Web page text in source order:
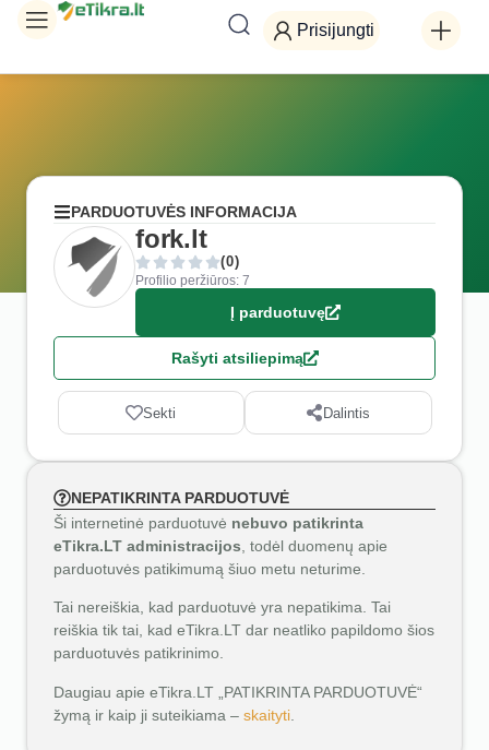
Prisijungti
PARDUOTUVĖS INFORMACIJA
fork.lt
(0)
Profilio peržiūros: 7
Į parduotuvę
Rašyti atsiliepimą
Sekti Dalintis
NEPATIKRINTA PARDUOTUVĖ
Ši internetinė parduotuvė nebuvo patikrinta
eTikra.LT administracijos , todėl duomenų apie
parduotuvės patikimumą šiuo metu neturime.
Tai nereiškia, kad parduotuvė yra nepatikima. Tai
reiškia tik tai, kad eTikra.LT dar neatliko papildomo šios
parduotuvės patikrinimo.
Daugiau apie eTikra.LT „PATIKRINTA PARDUOTUVĖ“
žymą ir kaip ji suteikiama – skaityti